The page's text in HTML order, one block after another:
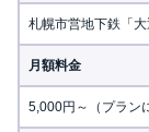
札幌市営地下鉄「
月額料金
5,000円～（プラン